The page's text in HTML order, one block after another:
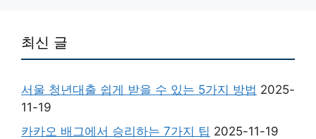
최신 글
서울 청년대출 쉽게 받을 수 있는 5가지 방법 2025-
11-19
카카오 배그에서 승리하는 7가지 팁 2025-11-19